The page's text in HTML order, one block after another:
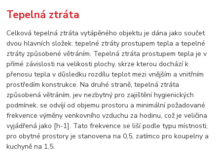
Tepelná ztráta
Celková tepelná ztráta vytápěného objektu je dána jako součet
dvou hlavních složek: tepelné ztráty prostupem tepla a tepelné
ztráty způsobené větráním. Tepelná ztráta prostupem tepla je v
přímé závislosti na velikosti plochy, skrze kterou dochází k
přenosu tepla v důsledku rozdílu teplot mezi vnějším a vnitřním
prostředím konstrukce. Na druhé straně, tepelná ztráta
způsobená větráním, jev nezbytný pro zajištění hygienických
podmínek, se odvíjí od objemu prostoru a minimální požadované
frekvence výměny venkovního vzduchu za hodinu, což je veličina
vyjádřená jako [h-1]. Tato frekvence se liší podle typu místnosti;
pro obytné prostory je stanovena na 0,5, zatímco pro koupelny a
kuchyně na 1,5.